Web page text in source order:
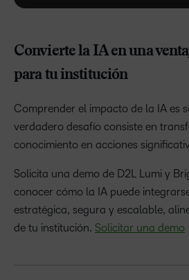
Convierte la IA en una
para tu institución
Comprender el impacto de la IA es
verdadero desafío consiste en
conocimiento en acciones
Solicita una demo de D2L Lumi y
conocer cómo la IA puede
estratégica, segura y escalable,
de tu institución. Solicitar una demo